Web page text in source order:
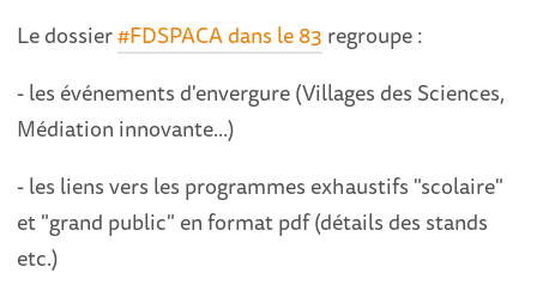
Le dossier#FDSPACA dans le 83 regroupe :
- les événements d'envergure (Villages des Sciences,
Médiation innovante...)
- les liens vers les programmes exhaustifs "scolaire"
et "grand public" en format pdf (détails des stands
etc.)